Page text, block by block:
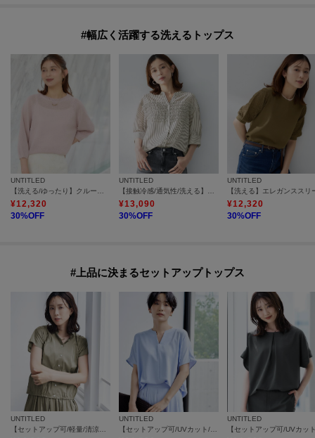
#幅広く活躍する洗えるトップス
UNTITLED
【洗える/ゆったり】クルーネックドライニット
¥12,320
30%OFF
UNTITLED
【接触冷感/通気性/洗える】フロントフリルブラウス
¥13,090
30%OFF
UNTITLED
¥12,320
30%OFF
#上品に決まるセットアップトップス
UNTITLED
UNTITLED
UNTITLED